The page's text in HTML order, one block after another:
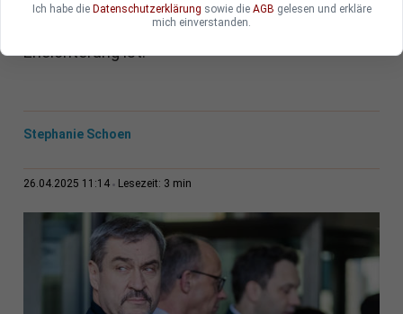
Gaspreise ist Plan der Regierung. Warum die
Abschaffung des Heizungsgesetzes keine
Erleichterung ist.
Stephanie Schoen
26.04.2025 11:14 Lesezeit: 3 min
Ich habe die Datenschutzerklärung sowie die AGB gelesen und erkläre
mich einverstanden.